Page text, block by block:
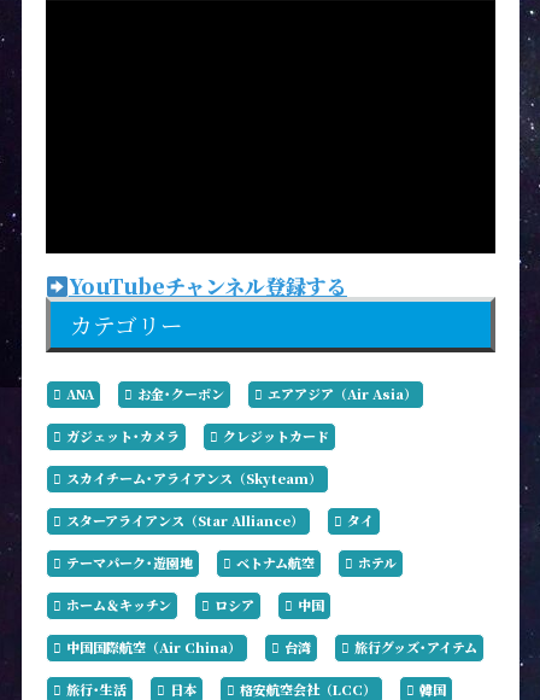
YouTubeチャンネル登録する
カテゴリー
ANA お金･クーポン エアアジア（Air Asia）
ガジェット･カメラ クレジットカード
スカイチーム･アライアンス（Skyteam）
スターアライアンス（Star Alliance） タイ
テーマパーク･遊園地 ベトナム航空 ホテル
ホーム＆キッチン ロシア 中国
中国国際航空（Air China） 台湾 旅行グッズ･アイテム
旅行･生活 日本 格安航空会社（LCC） 韓国